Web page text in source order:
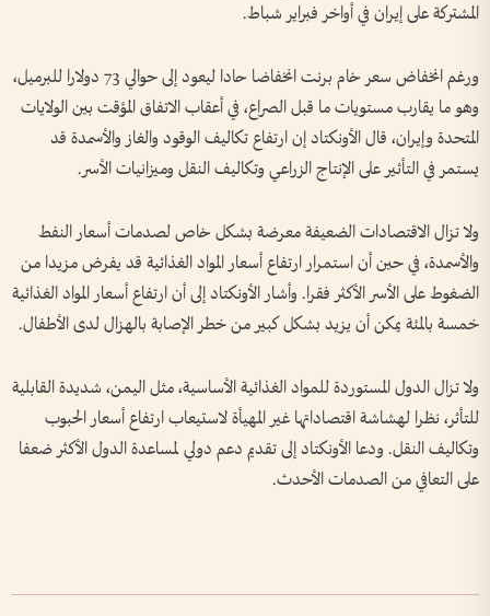
المشتركة على إيران في أواخر ‌فبراير شباط.
ورغم انخفاض سعر خام برنت انخفاضا ‌حادا ليعود إلى حوالي 73 دولارا للبرميل،
وهو ما ‌يقارب مستويات ما قبل الصراع، ‌في أعقاب الاتفاق المؤقت بين الولايات
المتحدة وإيران، قال الأونكتاد إن ارتفاع تكاليف الوقود ​والغاز والأسمدة قد
‌يستمر في ​التأثير على الإنتاج الزراعي وتكاليف النقل ⁠وميزانيات الأسر.
ولا تزال الاقتصادات الضعيفة معرضة بشكل خاص لصدمات أسعار النفط
والأسمدة، في حين أن استمرار ارتفاع أسعار المواد ​الغذائية قد يفرض ⁠مزيدا من
⁠الضغوط على الأسر الأكثر فقرا. وأشار الأونكتاد إلى أن ارتفاع أسعار المواد الغذائية
خمسة بالمئة يمكن أن يزيد بشكل كبير من ⁠خطر الإصابة بالهزال لدى الأطفال.
ولا تزال الدول المستوردة للمواد ​الغذائية الأساسية، مثل اليمن، شديدة القابلية
للتأثر، نظرا لهشاشة اقتصاداتها غير المهيأة لاستيعاب ارتفاع أسعار الحبوب
وتكاليف النقل. ودعا الأونكتاد إلى تقديم دعم دولي لمساعدة الدول الأكثر ضعفا
على التعافي ​من الصدمات الأحدث.